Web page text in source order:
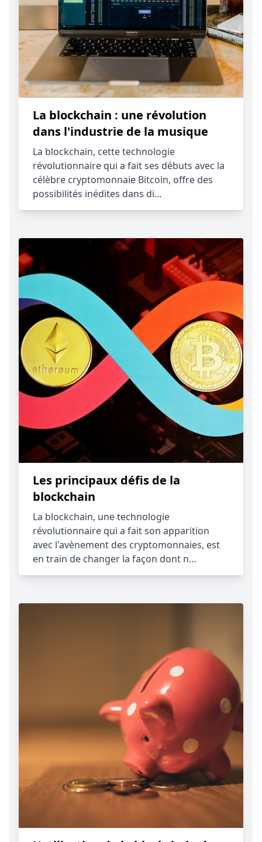
La blockchain : une révolution
dans l'industrie de la musique
La blockchain, cette technologie
révolutionnaire qui a fait ses débuts avec la
célèbre cryptomonnaie Bitcoin, offre des
possibilités inédites dans di…
Les principaux défis de la
blockchain
La blockchain, une technologie
révolutionnaire qui a fait son apparition
avec l'avènement des cryptomonnaies, est
en train de changer la façon dont n…